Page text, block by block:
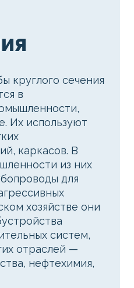
круглого сечения
в
Их используют
каркасов. В
из них
для
хозяйстве они
систем,
отраслей —
нефтехимия,